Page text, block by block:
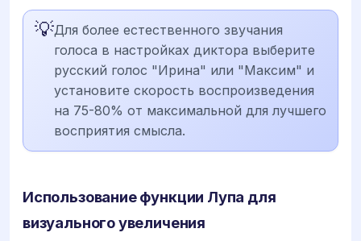
💡Для более естественного звучания
голоса в настройках диктора выберите
русский голос "Ирина" или "Максим" и
установите скорость воспроизведения
на 75-80% от максимальной для лучшего
восприятия смысла.
Использование функции Лупа для
визуального увеличения